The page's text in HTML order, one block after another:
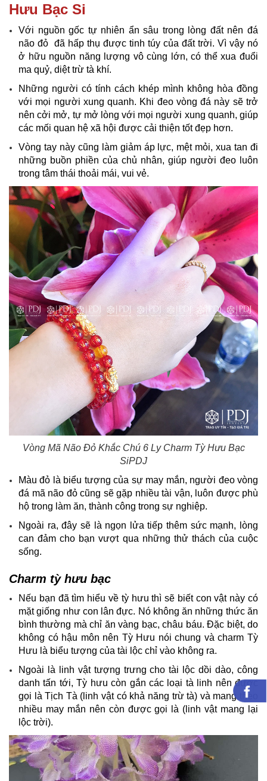
Hưu Bạc Si
Với nguồn gốc tự nhiên ẩn sâu trong lòng đất nên đá
não đỏ đã hấp thụ được tinh túy của đất trời. Vì vậy nó
ở hữu nguồn năng lượng vô cùng lớn, có thể xua đuổi
ma quỷ, diệt trừ tà khí.
Những người có tính cách khép mình không hòa đồng
với mọi người xung quanh. Khi đeo vòng đá này sẽ trở
nên cởi mở, tự mở lòng với mọi người xung quanh, giúp
các mối quan hệ xã hội được cải thiện tốt đẹp hơn.
Vòng tay này cũng làm giảm áp lực, mệt mỏi, xua tan đi
những buồn phiền của chủ nhân, giúp người đeo luôn
trong tâm thái thoải mái, vui vẻ.
Vòng Mã Não Đỏ Khắc Chú 6 Ly Charm Tỳ Hưu Bạc
SiPDJ
Màu đỏ là biểu tượng của sự may mắn, người đeo vòng
đá mã não đỏ cũng sẽ gặp nhiều tài vận, luôn được phù
hộ trong làm ăn, thành công trong sự nghiệp.
Ngoài ra, đây sẽ là ngọn lửa tiếp thêm sức mạnh, lòng
can đảm cho bạn vượt qua những thử thách của cuộc
sống.
Charm tỳ hưu bạc
Nếu bạn đã tìm hiểu về tỳ hưu thì sẽ biết con vật này có
mặt giống như con lân đực. Nó không ăn những thức ăn
bình thường mà chỉ ăn vàng bạc, châu báu. Đặc biệt, do
không có hậu môn nên Tỳ Hưu nói chung và charm Tỳ
Hưu là biểu tượng của tài lộc chỉ vào không ra.
Ngoài là linh vật tượng trưng cho tài lộc dồi dào, công
danh tấn tới, Tỳ hưu còn gắn các loại tà linh nên được
gọi là Tịch Tà (linh vật có khả năng trừ tà) và mang theo
nhiều may mắn nên còn được gọi là (linh vật mang lại
lộc trời).